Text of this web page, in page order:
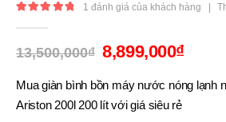
1 đánh giá của khách hàng |
13,500,000₫ 8,899,000₫
Mua giàn bình bồn máy nước nóng lạnh
Ariston 200l 200 lít với giá siêu rẻ